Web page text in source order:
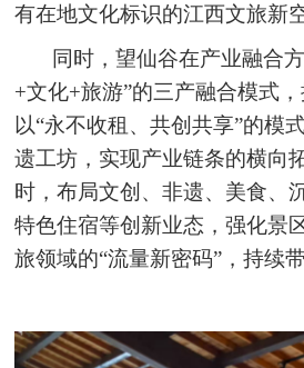
有在地文化标识的江西文旅新
同时，望仙谷在产业融合
+文化+旅游”的三产融合模式，
以“永不收租、共创共享”的模
遗工坊，实现产业链条的横向
时，布局文创、非遗、美食、
特色住宿等创新业态，强化景
旅领域的“流量新密码”，持续